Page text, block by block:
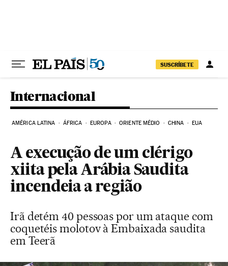
SUSCRÍBETE
Internacional
AMÉRICA LATINA ÁFRICA EUROPA ORIENTE MÉDIO CHINA EUA
A execução de um clérigo
xiita pela Arábia Saudita
incendeia a região
Irã detém 40 pessoas por um ataque com
coquetéis molotov à Embaixada saudita
em Teerã